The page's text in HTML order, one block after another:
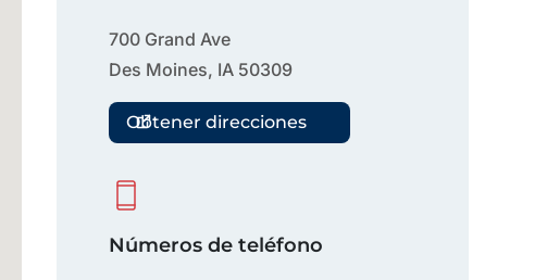
700 Grand Ave
Des Moines, IA 50309
Obtener direcciones
Números de teléfono